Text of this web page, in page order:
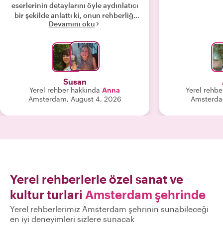
eserlerinin detaylarını öyle aydınlatıcı
bir şekilde anlattı ki, onun rehberliği
olmasaydı müzeden bu kadar keyif
bilgili biri. Kesinlikle tavsiye ederim!"
Devamını oku
Susan
Yerel rehber hakkında Anna
Amsterdam, August 4, 2026
Yerel
Yerel rehberlerle özel sanat ve
kultur turlari Amsterdam şehrinde
Yerel rehberlerimiz Amsterdam şehrinin sunabileceği
en iyi deneyimleri sizlere sunacak